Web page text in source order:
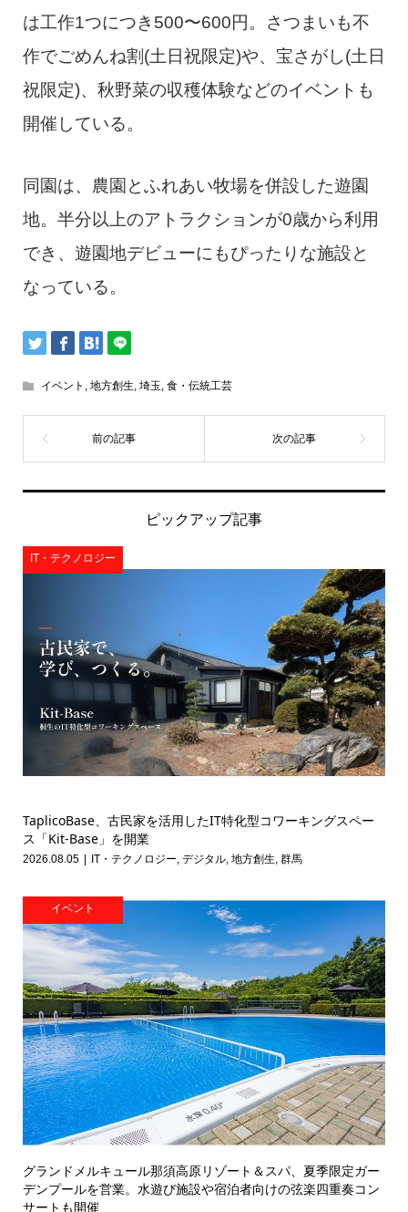
は工作1つにつき500〜600円。さつまいも不
作でごめんね割(土日祝限定)や、宝さがし(土日
祝限定)、秋野菜の収穫体験などのイベントも
開催している。
同園は、農園とふれあい牧場を併設した遊園
地。半分以上のアトラクションが0歳から利用
でき、遊園地デビューにもぴったりな施設と
なっている。
イベント , 地方創生, 埼玉, 食・伝統工芸
ピックアップ記事
IT・テクノロジー
TaplicoBase、古民家を活用したIT特化型コワーキングスペー
ス「Kit-Base」を開業
2026.08.05 IT・テクノロジー, デジタル, 地方創生, 群馬
イベント
グランドメルキュール那須高原リゾート＆スパ、夏季限定ガー
デンプールを営業。水遊び施設や宿泊者向けの弦楽四重奏コン
サートも開催